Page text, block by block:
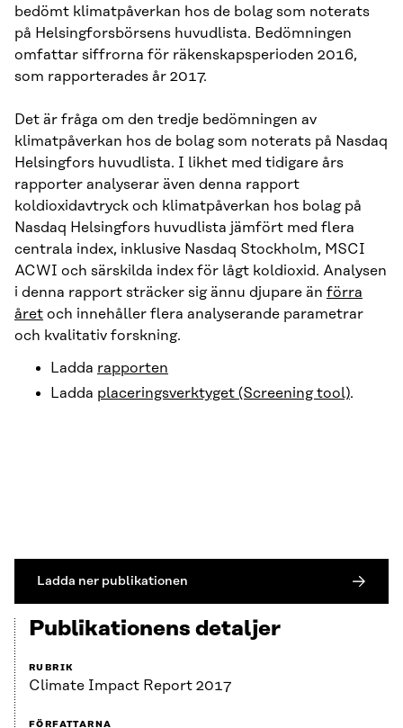
bedömt klimatpåverkan hos de bolag som noterats
på Helsingforsbörsens huvudlista. Bedömningen
omfattar siffrorna för räkenskapsperioden 2016,
som rapporterades år 2017.
Det är fråga om den tredje bedömningen av
klimatpåverkan hos de bolag som noterats på Nasdaq
Helsingfors huvudlista. I likhet med tidigare års
rapporter analyserar även denna rapport
koldioxidavtryck och klimatpåverkan hos bolag på
Nasdaq Helsingfors huvudlista jämfört med flera
centrala index, inklusive Nasdaq Stockholm, MSCI
ACWI och särskilda index för lågt koldioxid. Analysen
i denna rapport sträcker sig ännu djupare än förra
året och innehåller flera analyserande parametrar
och kvalitativ forskning.
Ladda rapporten
Ladda placeringsverktyget (Screening tool).
Ladda ner publikationen
Publikationens detaljer
RUBRIK
Climate Impact Report 2017
FÖRFATTARNA